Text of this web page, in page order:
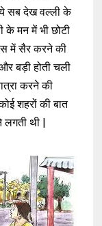
ये सब देख वल्ली के
के मन में भी छोटी
में सैर करने की
बड़ी होती चली
करने की
शहरों की बात
लगती थी |